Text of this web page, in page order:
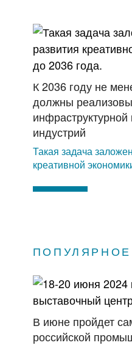
К 2036 году не
должны
индустрий
Такая задача
креативной
ПОПУЛЯРНОЕ
В июне пройдет
российской